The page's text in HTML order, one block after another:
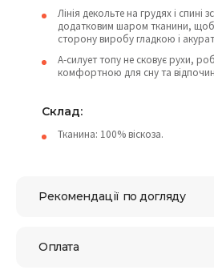
Лінія декольте на грудях і спині
додатковим шаром тканини,
сторону виробу гладкою і
А-силует топу не сковує рухи,
комфортною для сну та
Склад:
Тканина: 100% віскоза.
Рекомендації по догляду
Оплата